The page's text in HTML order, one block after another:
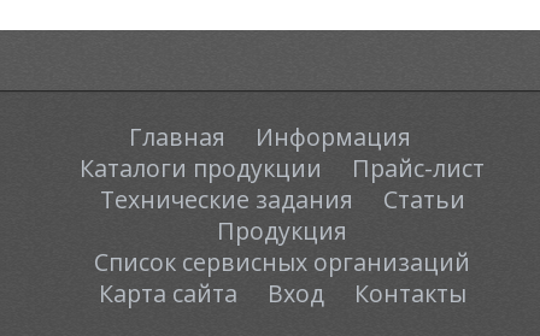
Главная
Информация
Каталоги продукции
Прайс-лист
Технические задания
Статьи
Продукция
Список сервисных организаций
Карта сайта
Вход
Контакты